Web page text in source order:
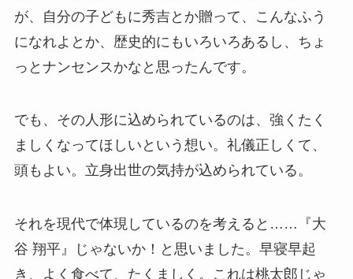
が、自分の子どもに秀吉とか贈って、こんなふう
になれよとか、歴史的にもいろいろあるし、ちょ
っとナンセンスかなと思ったんです。
でも、その人形に込められているのは、強くたく
ましくなってほしいという想い。礼儀正しくて、
頭もよい。立身出世の気持が込められている。
それを現代で体現しているのを考えると……『大
谷 翔平』じゃないか！と思いました。早寝早起
き、よく食べて、たくましく。これは桃太郎じゃ